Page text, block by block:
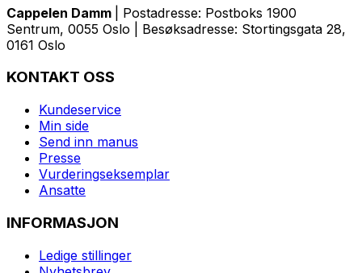
Cappelen Damm
| Postadresse: Postboks 1900
Sentrum, 0055 Oslo | Besøksadresse: Stortingsgata 28,
0161 Oslo
KONTAKT OSS
Kundeservice
Min side
Send inn manus
Presse
Vurderingseksemplar
Ansatte
INFORMASJON
Ledige stillinger